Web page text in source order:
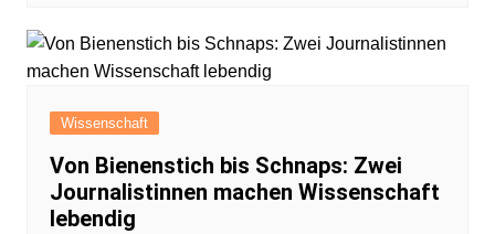
Wissenschaft
Von Bienenstich bis Schnaps: Zwei
Journalistinnen machen Wissenschaft
lebendig